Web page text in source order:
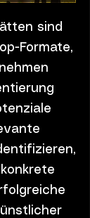
sind
Formate,